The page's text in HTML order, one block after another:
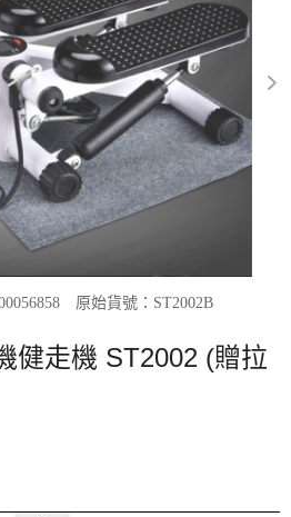
原始貨號：ST2002B
健走機 ST2002 (贈拉